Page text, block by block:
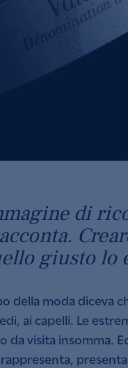
di
giusto lo
della moda diceva
ai capelli. Le
visita insomma.